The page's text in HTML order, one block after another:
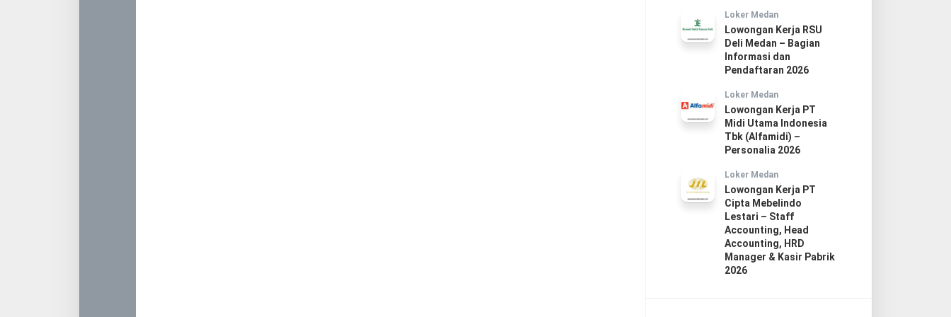
Loker Medan
Lowongan Kerja RSU
Deli Medan – Bagian
Informasi dan
Pendaftaran 2026
Loker Medan
Lowongan Kerja PT
Midi Utama Indonesia
Tbk (Alfamidi) –
Personalia 2026
Loker Medan
Lowongan Kerja PT
Cipta Mebelindo
Lestari – Staff
Accounting, Head
Accounting, HRD
Manager & Kasir Pabrik
2026